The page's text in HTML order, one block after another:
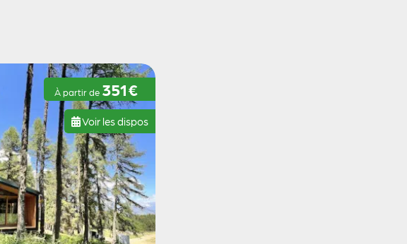
À partir de 351€
Voir les dispos